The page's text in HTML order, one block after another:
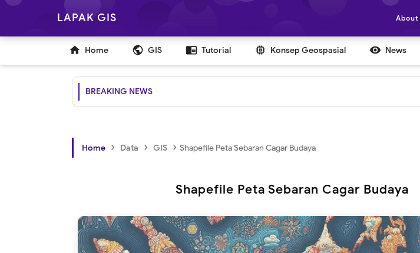
LAPAK GIS About
 Home public GIS chrome_reader_mode Tutorial  Konsep Geospasial  News
BREAKING NEWS
Home › Data › GIS › Shapefile Peta Sebaran Cagar Budaya
Shapefile Peta Sebaran Cagar Budaya